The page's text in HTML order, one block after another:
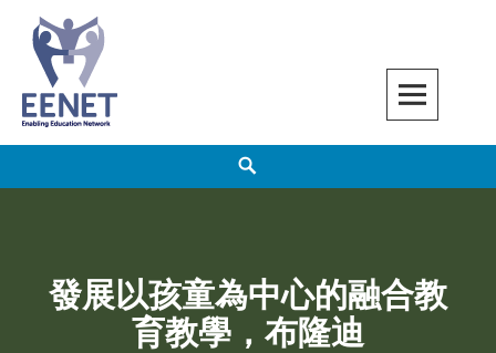
content
EENET
ENABLING EDUCATION NETWORK
發展以孩童為中心的融合教
育教學，布隆迪